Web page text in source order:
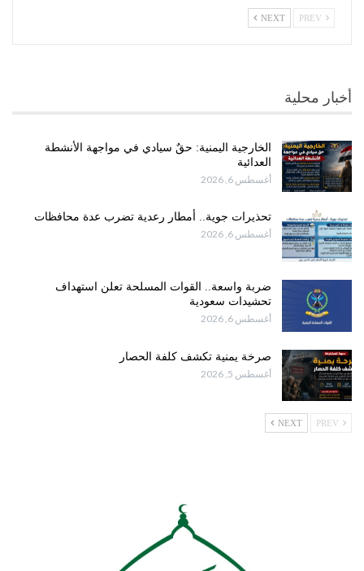
NEXT
أخبار محلية
الخارجية اليمنية: حقٌ سيادي في مواجهة الأنشطة
العدائية
أغسطس 6, 2026
تحذيرات جوية.. أمطار رعدية تضرب عدة محافظات
أغسطس 6, 2026
ضربة واسعة.. القوات المسلحة تعلن استهداف
تحشيدات سعودية
أغسطس 6, 2026
صرخة يمنية تكشف كلفة الحصار
أغسطس 5, 2026
NEXT